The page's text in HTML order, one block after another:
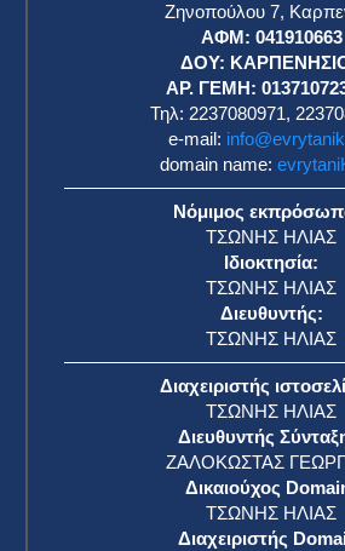
Ζηνοπούλου 7,
ΑΦΜ: 041910663
ΔΟΥ:
ΑΡ. ΓΕΜΗ:
Τηλ: 2237080971,
e-mail:
domain name:
Νόμιμος
ΤΣΩΝΗΣ ΗΛΙΑΣ
Ιδιοκτησία:
ΤΣΩΝΗΣ ΗΛΙΑΣ
Διευθυντής:
ΤΣΩΝΗΣ ΗΛΙΑΣ
Διαχειριστής
ΤΣΩΝΗΣ ΗΛΙΑΣ
Διευθυντής
ΖΑΛΟΚΩΣΤΑΣ
Δικαιούχος
ΤΣΩΝΗΣ ΗΛΙΑΣ
Διαχειριστής